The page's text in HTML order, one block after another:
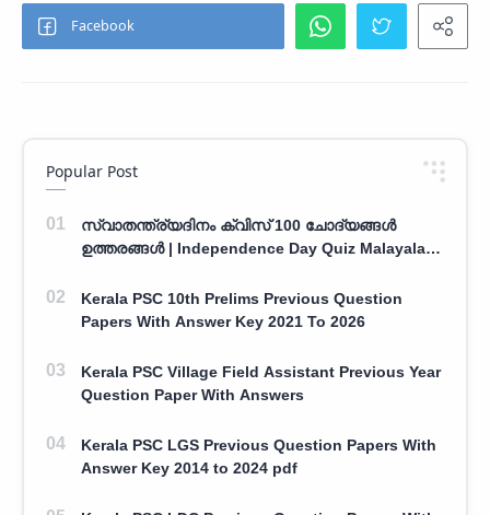
Popular Post
സ്വാതന്ത്ര്യദിനം ക്വിസ് 100 ചോദ്യങ്ങൾ
ഉത്തരങ്ങൾ | Independence Day Quiz Malayalam
Kerala PSC 10th Prelims Previous Question
Papers With Answer Key 2021 To 2026
Kerala PSC Village Field Assistant Previous Year
Question Paper With Answers
Kerala PSC LGS Previous Question Papers With
Answer Key 2014 to 2024 pdf